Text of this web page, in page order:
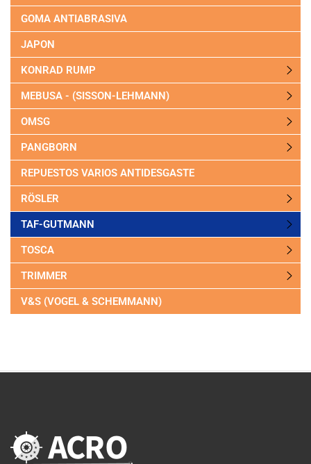
GOMA ANTIABRASIVA
JAPON
KONRAD RUMP
MEBUSA - (SISSON-LEHMANN)
OMSG
PANGBORN
REPUESTOS VARIOS ANTIDESGASTE
RÖSLER
TAF-GUTMANN
TOSCA
TRIMMER
V&S (VOGEL & SCHEMMANN)